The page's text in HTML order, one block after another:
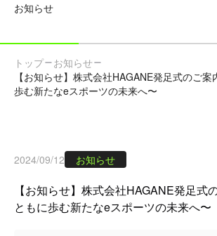
お知らせ
トップ
お知らせ
【お知らせ】株式会社HAGANE発足式のご
歩む新たなeスポーツの未来へ〜
2024/09/12 お知らせ
【お知らせ】株式会社HAGANE発足式
ともに歩む新たなeスポーツの未来へ〜